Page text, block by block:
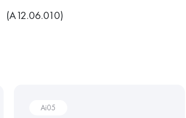
(A12.06.010)
Ai05